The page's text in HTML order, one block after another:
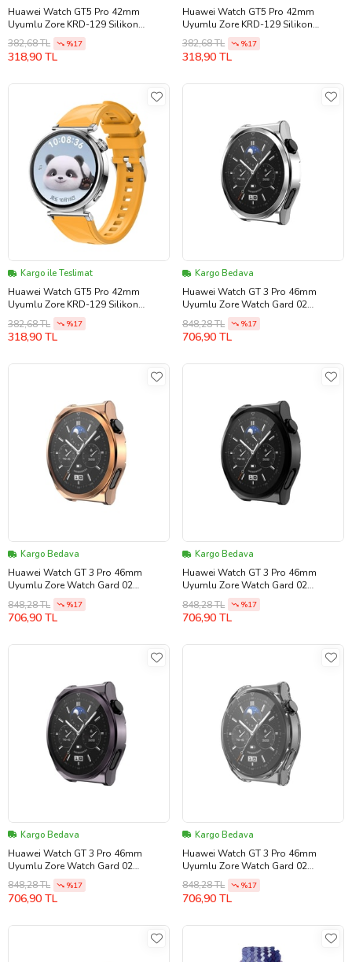
Huawei Watch GT5 Pro 42mm
Uyumlu Zore KRD-129 Silikon
Kordon Strap Kayış
382,68 TL %17
318,90 TL
Huawei Watch GT5 Pro 42mm
Uyumlu Zore KRD-129 Silikon
Kordon Strap Kayış
382,68 TL %17
318,90 TL
Kargo ile Teslimat
Huawei Watch GT5 Pro 42mm
Uyumlu Zore KRD-129 Silikon
Kordon Strap Kayış
382,68 TL %17
318,90 TL
Kargo Bedava
Huawei Watch GT 3 Pro 46mm
Uyumlu Zore Watch Gard 02
Koruyucu Silikon (Gümüş)
848,28 TL %17
706,90 TL
Kargo Bedava
Huawei Watch GT 3 Pro 46mm
Uyumlu Zore Watch Gard 02
Koruyucu Silikon (Rose Gold Altın)
848,28 TL %17
706,90 TL
Kargo Bedava
Huawei Watch GT 3 Pro 46mm
Uyumlu Zore Watch Gard 02
Koruyucu Silikon (Siyah)
848,28 TL %17
706,90 TL
Kargo Bedava
Huawei Watch GT 3 Pro 46mm
Uyumlu Zore Watch Gard 02
Koruyucu Silikon (Gri)
848,28 TL %17
706,90 TL
Kargo Bedava
Huawei Watch GT 3 Pro 46mm
Uyumlu Zore Watch Gard 02
Koruyucu Silikon (Renksiz)
848,28 TL %17
706,90 TL